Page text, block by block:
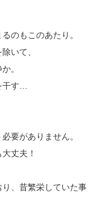
のもこのあたり。
いて、
。
す…
要がありません。
丈夫！
、昔繁栄していた事